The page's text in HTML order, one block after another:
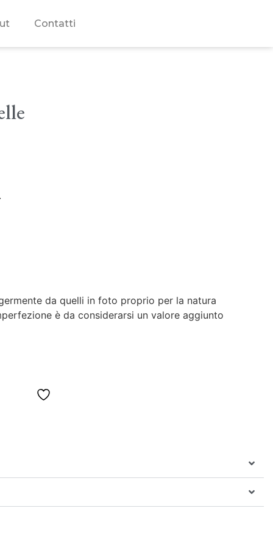
Contatti
da quelli in foto proprio per la natura
è da considerarsi un valore aggiunto